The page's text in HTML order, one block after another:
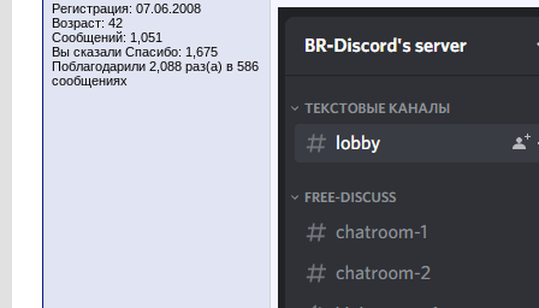
Регистрация: 07.06.2008
Возраст: 42
Сообщений: 1,051
Вы сказали Спасибо: 1,675
Поблагодарили 2,088 раз(а) в 586
сообщениях